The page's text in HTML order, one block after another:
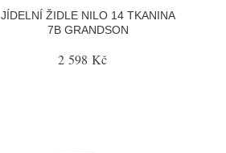
JÍDELNÍ ŽIDLE NILO 14 TKANINA
7B GRANDSON
2 598 Kč